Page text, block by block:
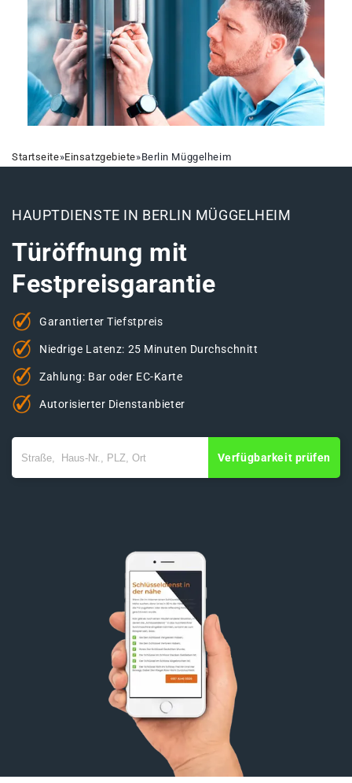
Startseite»Einsatzgebiete»Berlin Müggelheim
HAUPTDIENSTE IN BERLIN MÜGGELHEIM
Türöffnung mit
Festpreisgarantie
Garantierter Tiefstpreis
Niedrige Latenz: 25 Minuten Durchschnitt
Zahlung: Bar oder EC-Karte
Autorisierter Dienstanbieter
Verfügbarkeit prüfen